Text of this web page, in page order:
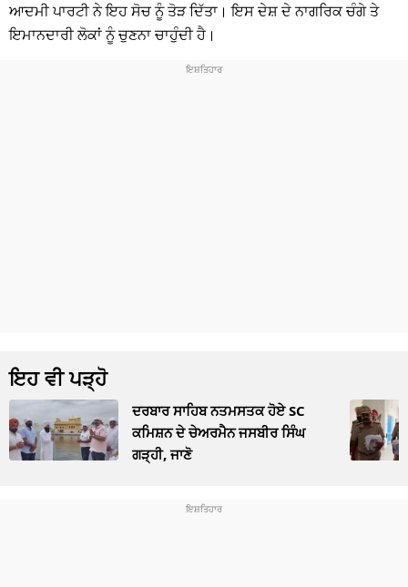
ਆਦਮੀ ਪਾਰਟੀ ਨੇ ਇਹ ਸੋਚ ਨੂੰ ਤੋੜ ਦਿੱਤਾ। ਇਸ ਦੇਸ਼ ਦੇ ਨਾਗਰਿਕ ਚੰਗੇ ਤੇ
ਇਮਾਨਦਾਰੀ ਲੋਕਾਂ ਨੂੰ ਚੁਣਨਾ ਚਾਹੁੰਦੀ ਹੈ।
ਇਹ ਵੀ ਪੜ੍ਹੋ
ਦਰਬਾਰ ਸਾਹਿਬ ਨਤਮਸਤਕ ਹੋਏ SC
ਕਮਿਸ਼ਨ ਦੇ ਚੇਅਰਮੈਨ ਜਸਬੀਰ ਸਿੰਘ
ਗੜ੍ਹੀ, ਜਾਣੋ